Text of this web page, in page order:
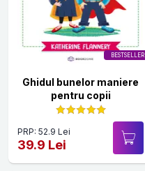
BESTSELLER
Ghidul bunelor maniere
pentru copii
PRP: 52.9 Lei
39.9 Lei